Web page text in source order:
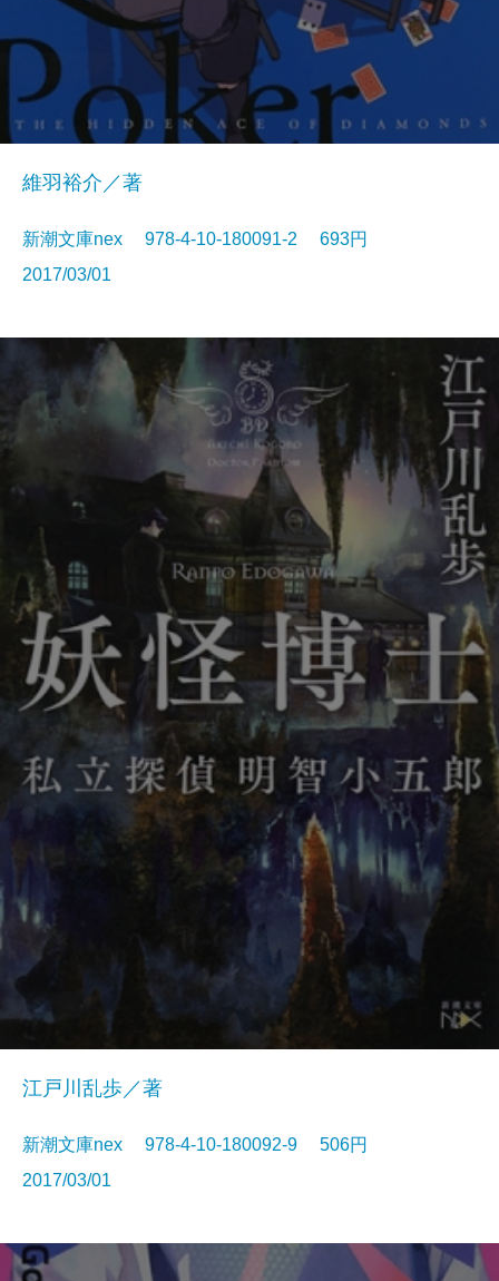
維羽裕介／著
新潮文庫nex 978-4-10-180091-2 693円
2017/03/01
江戸川乱歩／著
新潮文庫nex 978-4-10-180092-9 506円
2017/03/01